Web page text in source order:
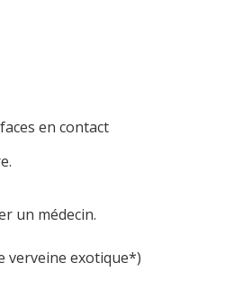
en contact
un médecin.
verveine exotique*)